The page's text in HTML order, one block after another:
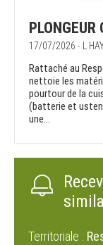
17/07/2026 - L
Rattaché au
nettoie les
pourtour de la
(batterie et
une...
Territoriale :